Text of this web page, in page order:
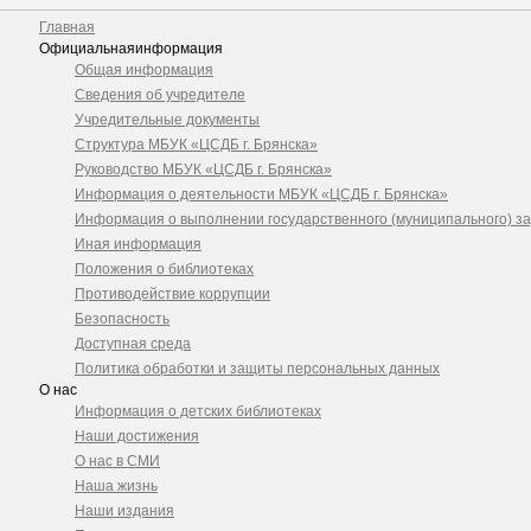
Главная
Официальнаяинформация
Общая информация
Сведения об учредителе
Учредительные документы
Структура МБУК «ЦСДБ г. Брянска»
Руководство МБУК «ЦСДБ г. Брянска»
Информация о деятельности МБУК «ЦСДБ г. Брянска»
Информация о выполнении государственного (муниципального)
Иная информация
Положения о библиотеках
Противодействие коррупции
Безопасность
Доступная среда
Политика обработки и защиты персональных данных
О нас
Информация о детских библиотеках
Наши достижения
О нас в СМИ
Наша жизнь
Наши издания